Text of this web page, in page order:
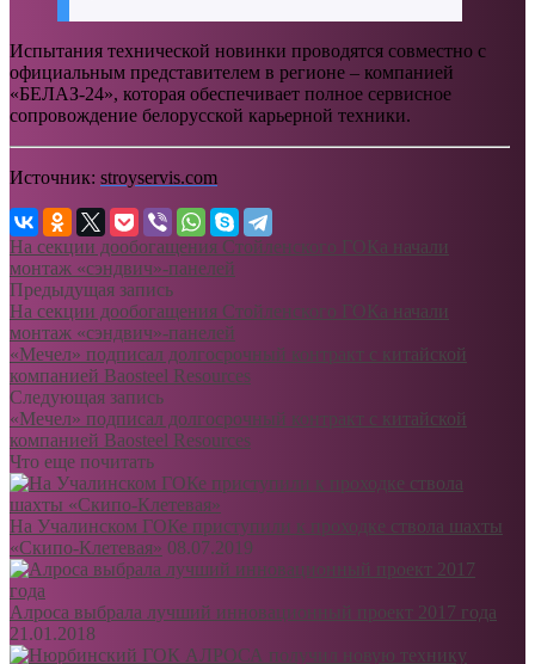
Испытания технической новинки проводятся совместно с
официальным представителем в регионе – компанией
«БЕЛАЗ-24», которая обеспечивает полное сервисное
сопровождение белорусской карьерной техники.
Источник: stroyservis.com
На секции дообогащения Стойленского ГОКа начали
монтаж «сэндвич»-панелей
Предыдущая запись
На секции дообогащения Стойленского ГОКа начали
монтаж «сэндвич»-панелей
«Мечел» подписал долгосрочный контракт с китайской
компанией Baosteel Resources
Следующая запись
«Мечел» подписал долгосрочный контракт с китайской
компанией Baosteel Resources
Что еще почитать
На Учалинском ГОКе приступили к проходке ствола шахты
«Скипо-Клетевая» 08.07.2019
Алроса выбрала лучший инновационный проект 2017 года
21.01.2018